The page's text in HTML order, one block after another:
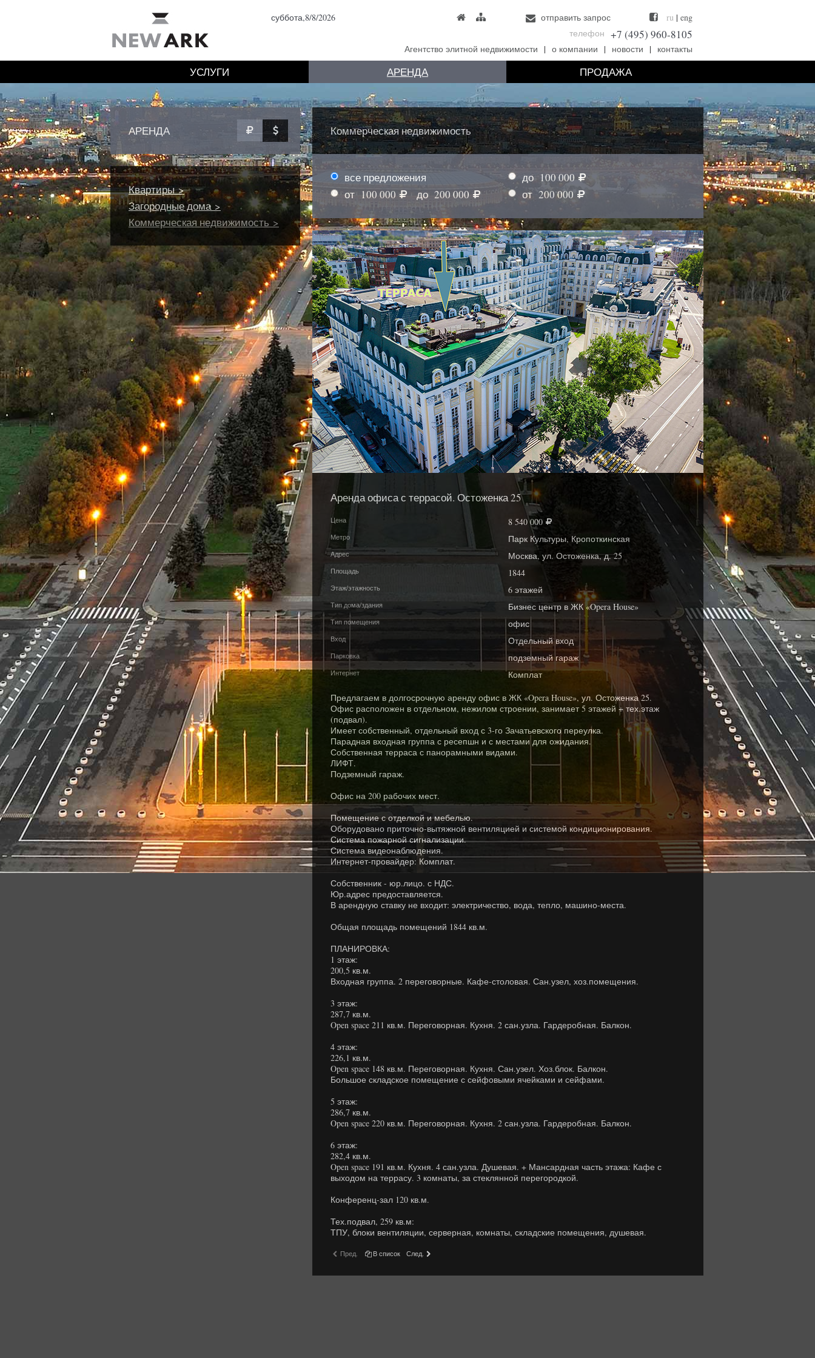
суббота,8/8/2026 отправить запрос ru | eng
телефон +7 (495) 960-8105
Агентство элитной недвижимости | о компании | новости | контакты
УСЛУГИ АРЕНДА ПРОДАЖА
АРЕНДА
Квартиры >
Загородные дома >
Коммерческая недвижимость >
Коммерческая недвижимость
все предложения до 100 000
от 100 000 до 200 000 от 200 000
Аренда офиса с террасой. Остоженка 25
Цена 8 540 000
Метро Парк Культуры, Кропоткинская
Адрес Москва, ул. Остоженка, д. 25
Площадь 1844
Этаж/этажность 6 этажей
Тип дома/здания Бизнес центр в ЖК «Opera House»
Тип помещения офис
Вход Отдельный вход
Парковка подземный гараж
Интернет
Комплат
Предлагаем в долгосрочную аренду офис в ЖК «Opera House», ул. Остоженка 25.
Офис расположен в отдельном, нежилом строении, занимает 5 этажей + тех.этаж
(подвал).
Имеет собственный, отдельный вход с 3-го Зачатьевского переулка.
Парадная входная группа с ресепшн и с местами для ожидания.
Собственная терраса с панорамными видами.
ЛИФТ.
Подземный гараж.
Офис на 200 рабочих мест.
Помещение с отделкой и мебелью.
Оборудовано приточно-вытяжной вентиляцией и системой кондиционирования.
Система пожарной сигнализации.
Система видеонаблюдения.
Интернет-провайдер: Комплат.
Собственник - юр.лицо. с НДС.
Юр.адрес предоставляется.
В арендную ставку не входит: электричество, вода, тепло, машино-места.
Общая площадь помещений 1844 кв.м.
ПЛАНИРОВКА:
1 этаж:
200,5 кв.м.
Входная группа. 2 переговорные. Кафе-столовая. Сан.узел, хоз.помещения.
3 этаж:
287,7 кв.м.
Open space 211 кв.м. Переговорная. Кухня. 2 сан.узла. Гардеробная. Балкон.
4 этаж:
226,1 кв.м.
Open space 148 кв.м. Переговорная. Кухня. Сан.узел. Хоз.блок. Балкон.
Большое складское помещение с сейфовыми ячейками и сейфами.
5 этаж:
286,7 кв.м.
Open space 220 кв.м. Переговорная. Кухня. 2 сан.узла. Гардеробная. Балкон.
6 этаж:
282,4 кв.м.
Open space 191 кв.м. Кухня. 4 сан.узла. Душевая. + Мансардная часть этажа: Кафе с
выходом на террасу. 3 комнаты, за стеклянной перегородкой.
Конференц-зал 120 кв.м.
Тех.подвал, 259 кв.м:
ТПУ, блоки вентиляции, серверная, комнаты, складские помещения, душевая.
Пред. В список След.